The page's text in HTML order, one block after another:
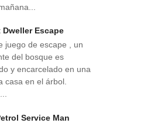
Dweller Escape
juego de escape , un
del bosque es
y encarcelado en una
casa en el árbol.
Service Man